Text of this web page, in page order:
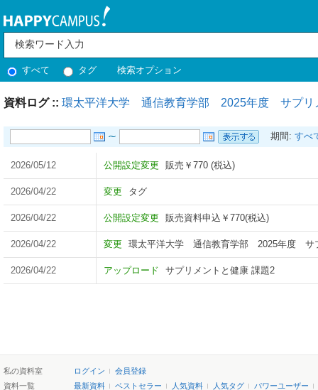
すべて タグ 検索オプション
資料ログ :: 環太平洋大学 通信教育学部 2025年度 サプリ
期間: すべ
2026/05/12 公開設定変更 販売￥770 (税込)
2026/04/22 変更 タグ
2026/04/22 公開設定変更 販売資料申込￥770(税込)
2026/04/22 変更 環太平洋大学 通信教育学部 2025年度 サ
2026/04/22 アップロード サプリメントと健康 課題2
私の資料室 ログイン
会員登録
資料一覧
最新資料 ベストセラー 人気資料 人気タグ
パワーユーザー